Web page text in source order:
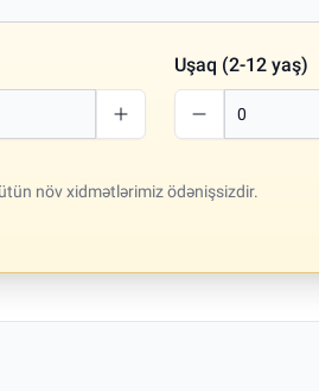
Uşaq (2-12 yaş)
növ xidmətlərimiz ödənişsizdir.